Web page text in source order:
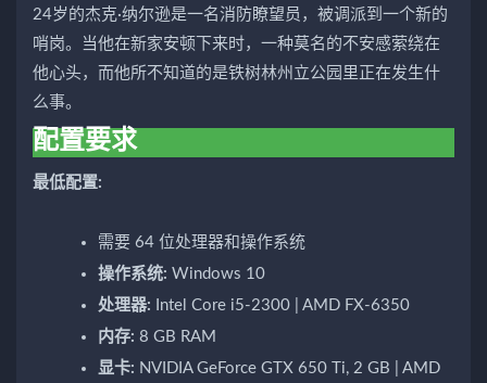
24岁的杰克·纳尔逊是一名消防瞭望员，被调派到一个新的
哨岗。当他在新家安顿下来时，一种莫名的不安感萦绕在
他心头，而他所不知道的是铁树林州立公园里正在发生什
么事。
配置要求
最低配置:
需要 64 位处理器和操作系统
操作系统: Windows 10
处理器: Intel Core i5-2300 | AMD FX-6350
内存: 8 GB RAM
显卡: NVIDIA GeForce GTX 650 Ti, 2 GB | AMD